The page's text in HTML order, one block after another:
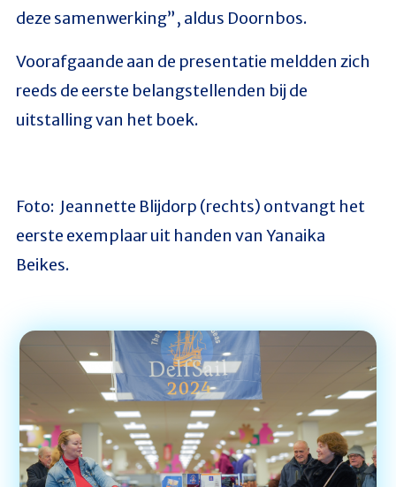
deze samenwerking”, aldus Doornbos.
Voorafgaande aan de presentatie meldden zich
reeds de eerste belangstellenden bij de
uitstalling van het boek.
Foto: Jeannette Blijdorp (rechts) ontvangt het
eerste exemplaar uit handen van Yanaika
Beikes.